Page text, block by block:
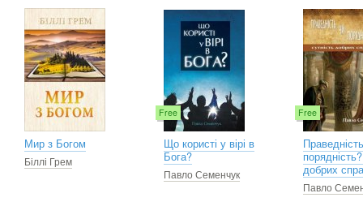
Мир з Богом
Біллі Грем
Free
Що користі у вірі в
Бога?
Павло Семенчук
Free
добрих
Павло